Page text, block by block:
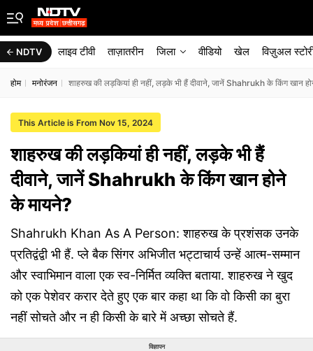
NDTV लाइव टीवी ताज़ातरीन जिला वीडियो खेल विज़ुअल
होम मनोरंजन शाहरुख की लड़कियां ही नहीं, लड़के भी हैं दीवाने, जानें Shahrukh के किंग खान
This Article is From Nov 15, 2024
शाहरुख की लड़कियां ही नहीं, लड़के भी हैं
दीवाने, जानें Shahrukh के किंग खान होने
के मायने?
Shahrukh Khan As A Person: शाहरुख के प्रशंसक उनके
प्रतिद्वंद्वी भी हैं. प्ले बैक सिंगर अभिजीत भट्टाचार्य उन्हें आत्म-सम्मान
और स्वाभिमान वाला एक स्व-निर्मित व्यक्ति बताया. शाहरुख ने खुद
को एक पेशेवर करार देते हुए एक बार कहा था कि वो किसी का बुरा
नहीं सोचते और न ही किसी के बारे में अच्छा सोचते हैं.
विज्ञापन